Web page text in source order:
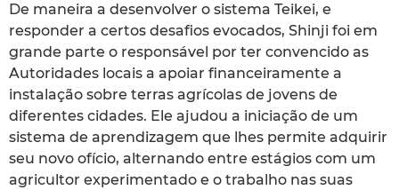
De maneira a desenvolver o sistema Teikei, e
responder a certos desafios evocados, Shinji foi em
grande parte o responsável por ter convencido as
Autoridades locais a apoiar financeiramente a
instalação sobre terras agrícolas de jovens de
diferentes cidades. Ele ajudou a iniciação de um
sistema de aprendizagem que lhes permite adquirir
seu novo ofício, alternando entre estágios com um
agricultor experimentado e o trabalho nas suas